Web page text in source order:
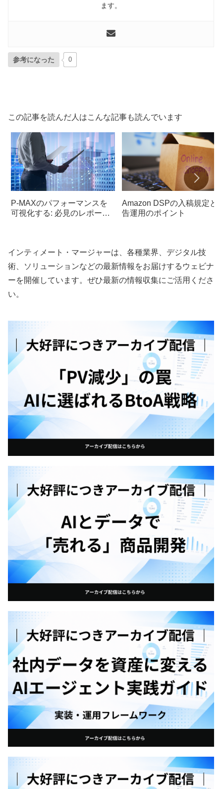
ます。
参考になった 0
この記事を読んだ人はこんな記事も読んでいます
P-MAXのパフォーマンスを
可視化する: 必見のレポート
Amazon DSPの入稿規定と
告運用のポイント
インティメート・マージャーは、各種業界、デジタル技
術、ソリューションなどの最新情報をお届けするウェビナ
ーを開催しています。ぜひ最新の情報収集にご活用くださ
い。